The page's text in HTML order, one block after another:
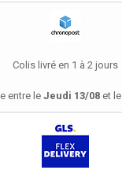
Colis livré en 1 à 2 jours
entre le Jeudi 13/08et le